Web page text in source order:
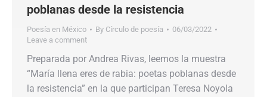
poblanas desde la resistencia
Poesía en México By Círculo de poesía
06/03/2022
Leave a comment
Preparada por Andrea Rivas, leemos la muestra
“María llena eres de rabia: poetas poblanas desde
la resistencia” en la que participan Teresa Noyola